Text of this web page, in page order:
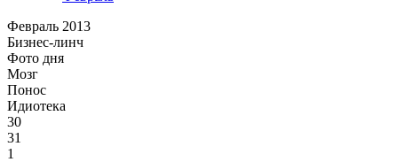
Февраль 2013
Бизнес-линч
Фото дня
Мозг
Понос
Идиотека
30
31
1